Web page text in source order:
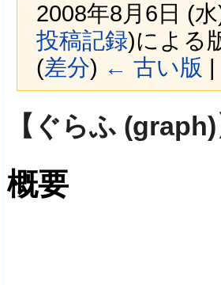
2008年8月6日 (
投稿記録)による
(差分) ← 古い版
シ
ョ
動
【ぐらふ
概要